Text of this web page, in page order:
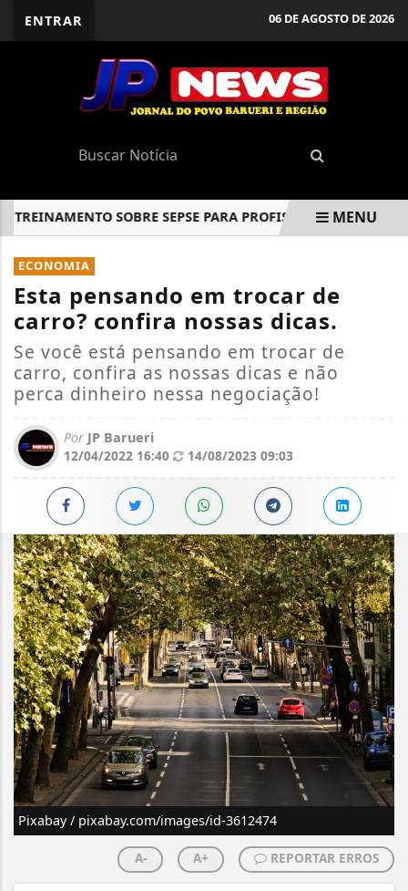
ENTRAR 06 DE AGOSTO DE 2026
SOBRE SEPSE PARA PROFISSIONAIS DA
EM ALTA
MENU
ECONOMIA
Esta pensando em trocar de
carro? confira nossas dicas.
Se você está pensando em trocar de
carro, confira as nossas dicas e não
perca dinheiro nessa negociação!
Por JP Barueri
12/04/2022 16:40
14/08/2023 09:03
Pixabay / pixabay.com/images/id-3612474
A- A+ REPORTAR ERROS